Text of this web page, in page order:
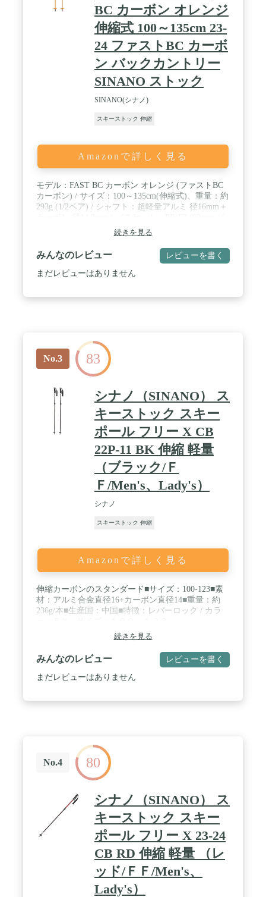
BC カーボン オレンジ
伸縮式 100～135cm 23-
24 ファストBC カーボ
ン バックカントリー
SINANO ストック
SINANO(シナノ)
スキーストック 伸縮
Amazonで詳しく見る
モデル：FAST BC カーボン オレンジ (ファストBC
カーボン) / サイズ：100～135cm(伸縮式)、重量：約
293g (1/2ペア) / シャフト：超軽量アルミ 径16mm＋
ウダー) / BC専用設計のスキーポール。バックカン
トリー、ツアーで便利な機能が搭載されたモデル。
続きを見る
みんなのレビュー レビューを書く
まだレビューはありません
No.3 83
シナノ（SINANO） ス
キーストック スキー
ポール フリー X CB
22P-11 BK 伸縮 軽量
（ブラック/Ｆ
Ｆ/Men's、Lady's）
シナノ
スキーストック 伸縮
Amazonで詳しく見る
伸縮カーボンのスタンダード■サイズ：100-123■素
材：アルミ合金直径16+カーボン直径14■重量：約
236g/本■生産国：中国■特徴：レバーロック / カラ
続きを見る
みんなのレビュー レビューを書く
まだレビューはありません
No.4 80
シナノ（SINANO） ス
キーストック スキー
ポール フリー X 23-24
CB RD 伸縮 軽量 （レ
ッド/ＦＦ/Men's、
Lady's）